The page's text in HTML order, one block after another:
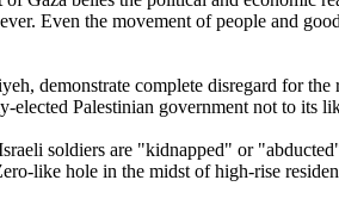
Even the movement of people and
demonstrate complete disregard for
elected Palestinian government not to its
soldiers are "kidnapped" or
like hole in the midst of high-rise